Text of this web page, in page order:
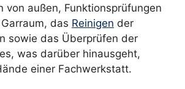
von außen, Funktionsprüfungen
das Reinigen der
sowie das Überprüfen der
was darüber hinausgeht,
einer Fachwerkstatt.